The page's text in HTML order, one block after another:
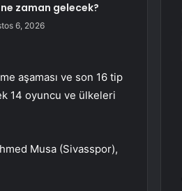
zaman gelecek?
6, 2026
aşaması ve son 16 tip
14 oyuncu ve ülkeleri
Musa (Sivasspor),